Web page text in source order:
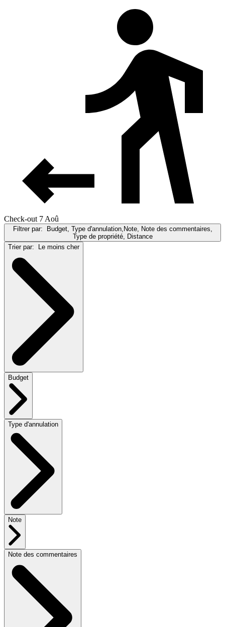
Check-out 7 Aoû
Filtrer par: Budget, Type d'annulation,Note, Note des commentaires,
Type de propriété, Distance
Trier par: Le moins cher
Budget
Type d'annulation
Note
Note des commentaires